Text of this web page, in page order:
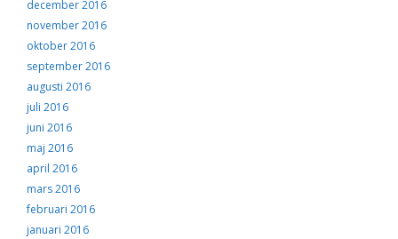
december 2016
november 2016
oktober 2016
september 2016
augusti 2016
juli 2016
juni 2016
maj 2016
april 2016
mars 2016
februari 2016
januari 2016